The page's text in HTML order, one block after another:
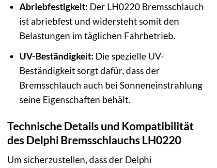
Abriebfestigkeit: Der LH0220 Bremsschlauch
ist abriebfest und widersteht somit den
Belastungen im täglichen Fahrbetrieb.
UV-Beständigkeit: Die spezielle UV-
Beständigkeit sorgt dafür, dass der
Bremsschlauch auch bei Sonneneinstrahlung
seine Eigenschaften behält.
Technische Details und Kompatibilität
des Delphi Bremsschlauchs LH0220
Um sicherzustellen, dass der Delphi